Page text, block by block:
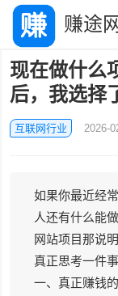
赚途
现在做什么
后，我选择
互联网行业 2026-
如果你最近经
人还有什么能
网站项目那说
真正思考一件
一、真正赚钱